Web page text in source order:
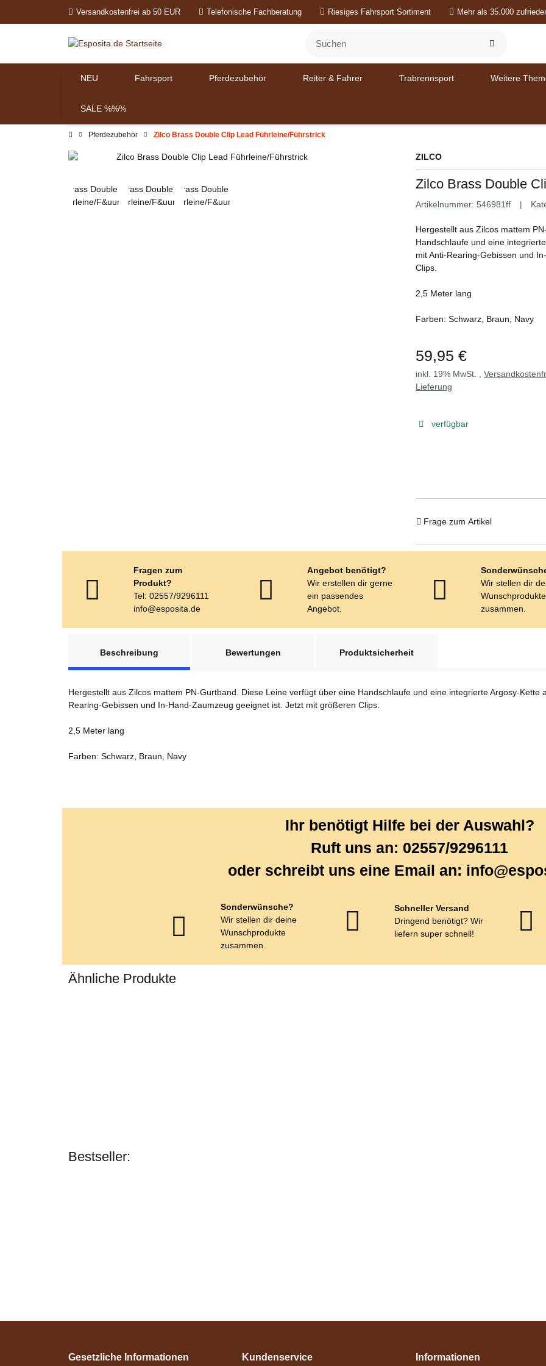
Versandkostenfrei ab 50 EUR Telefonische Fachberatung Riesiges Fahrsport Sortiment Mehr als 35.000
NEU Fahrsport Pferdezubehör Reiter & Fahrer Trabrennsport Weitere
SALE %%%
Pferdezubehör Zilco Brass Double Clip Lead Führleine/Führstrick
ZILCO
Zilco Brass Double
Artikelnummer: 546981ff
Hergestellt aus Zilcos mattem
Handschlaufe und eine
mit Anti-Rearing-Gebissen und
Clips.
2,5 Meter lang
Farben: Schwarz, Braun, Navy
59,95 €
inkl. 19% MwSt. ,
Lieferung
verfügbar
Frage zum Artikel
Fragen zum
Produkt?
Tel: 02557/9296111
info@esposita.de
Angebot benötigt?
Wir erstellen dir gerne
ein passendes
Angebot.
Wir stellen dir
Wunschprodukte
zusammen.
Beschreibung
Bewertungen Produktsicherheit
Hergestellt aus Zilcos mattem PN-Gurtband. Diese Leine verfügt über eine Handschlaufe und eine integrierte Argosy-Kette
Rearing-Gebissen und In-Hand-Zaumzeug geeignet ist. Jetzt mit größeren Clips.
2,5 Meter lang
Farben: Schwarz, Braun, Navy
Ihr benötigt Hilfe bei der Auswahl?
Ruft uns an: 02557/9296111
oder schreibt uns eine Email an:
Sonderwünsche?
Wir stellen dir deine
Wunschprodukte
zusammen.
Schneller Versand
Dringend benötigt? Wir
liefern super schnell!
Ähnliche Produkte
Bestseller:
Gesetzliche Informationen Kundenservice Informationen